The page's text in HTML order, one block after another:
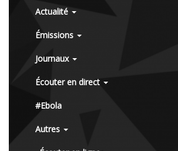
Actualité
Émissions
Journaux
Écouter en direct
#Ebola
Autres